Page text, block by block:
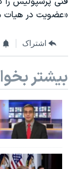
«عضویت در هیات
اشتراک
بیشتر